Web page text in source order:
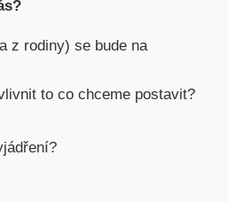
z rodiny) se bude na
to co chceme postavit?